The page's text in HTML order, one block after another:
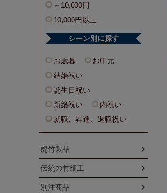
～10,000円
10,000円以上
シーン別に探す
お歳暮
お中元
結婚祝い
誕生日祝い
新築祝い
内祝い
就職、昇進、退職祝い
虎竹製品
伝統の竹細工
別注商品